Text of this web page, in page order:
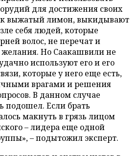
для достижения своих
выжатый лимон, выкидывают
себя людей, которые
волос, не перечат и
Но Саакашвили не
используют его и его
которые у него еще есть,
врагами и решения
В данном случае
подошел. Если брать
макнуть в грязь лицом
– лидера еще одной
– подытожил эксперт.